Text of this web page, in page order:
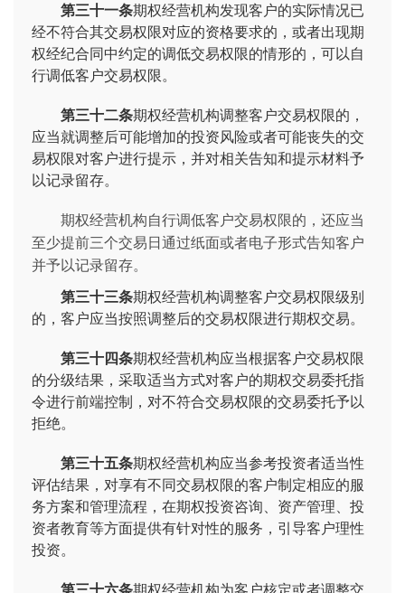
第三十一条期权经营机构发现客户的实际情况已
经不符合其交易权限对应的资格要求的，或者出现期
权经纪合同中约定的调低交易权限的情形的，可以自
行调低客户交易权限。
第三十二条期权经营机构调整客户交易权限的，
应当就调整后可能增加的投资风险或者可能丧失的交
易权限对客户进行提示，并对相关告知和提示材料予
以记录留存。
期权经营机构自行调低客户交易权限的，还应当
至少提前三个交易日通过纸面或者电子形式告知客户
并予以记录留存。
第三十三条期权经营机构调整客户交易权限级别
的，客户应当按照调整后的交易权限进行期权交易。
第三十四条期权经营机构应当根据客户交易权限
的分级结果，采取适当方式对客户的期权交易委托指
令进行前端控制，对不符合交易权限的交易委托予以
拒绝。
第三十五条期权经营机构应当参考投资者适当性
评估结果，对享有不同交易权限的客户制定相应的服
务方案和管理流程，在期权投资咨询、资产管理、投
资者教育等方面提供有针对性的服务，引导客户理性
投资。
第三十六条期权经营机构为客户核定或者调整交